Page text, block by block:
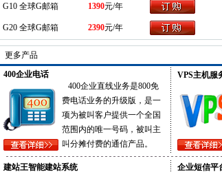
G10 全球G邮箱 1390元/年
G20 全球G邮箱 2390元/年
更多产品
400企业电话
400企业直线业务是800免
费电话业务的升级版，是一
项为被叫客户提供一个全国
范围内的唯一号码，被叫主
叫分摊付费的通信产品。
VPS主机服
建站王智能建站系统 企业短信平